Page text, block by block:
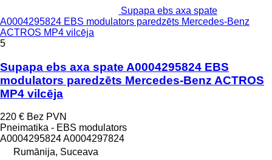
Supapa ebs axa spate
A0004295824 EBS modulators paredzēts Mercedes-Benz
ACTROS MP4 vilcēja
5
Supapa ebs axa spate A0004295824 EBS
modulators paredzēts Mercedes-Benz ACTROS
MP4 vilcēja
220 € Bez PVN
Pneimatika - EBS modulators
A0004295824 A0004297824
Rumānija, Suceava